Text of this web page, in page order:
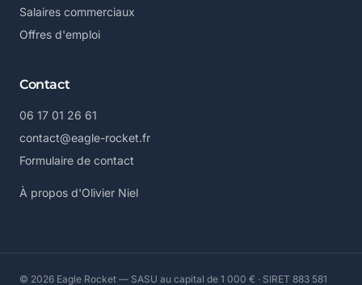
Salaires commerciaux
Offres d'emploi
Contact
06 17 01 26 61
contact@eagle-rocket.fr
Formulaire de contact
À propos d'Olivier Niel
© 2026 Eagle Rocket — SASU au capital de 1 000 € · SIRET 883 581